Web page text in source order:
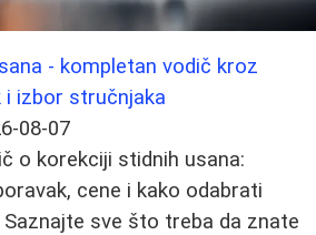
- kompletan vodič kroz
i izbor stručnjaka
08-07
o korekciji stidnih usana:
cene i kako odabrati
sve što treba da znate